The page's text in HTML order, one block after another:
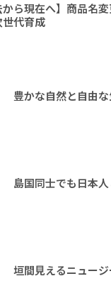
から現在へ】商品
代育成
豊かな自然と自由
島国同士でも日本
垣間見えるニュー